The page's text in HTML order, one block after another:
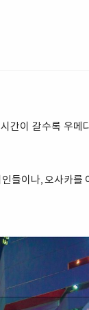
간이 갈수록 우메
들이나, 오사카를